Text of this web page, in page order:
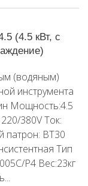
(4.5 кВт, с
(водяным)
инструмента
Мощность:4.5
380V Ток:
патрон: BT30
Тип
P4 Вес:23кг